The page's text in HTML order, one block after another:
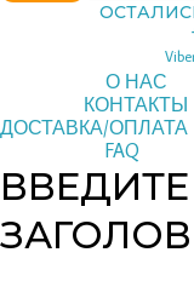
О НАС
КОНТАКТЫ
ДОСТАВКА/ОПЛАТА
FAQ
ВВЕДИТЕ